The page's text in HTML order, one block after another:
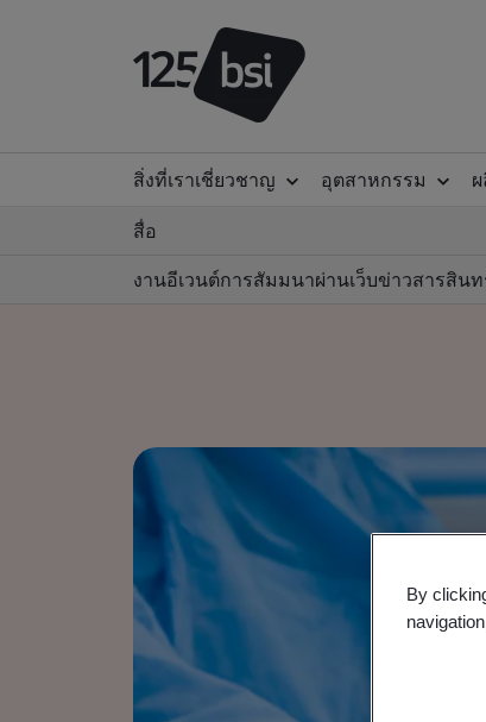
สิ่งที่เราเชี่ยวชาญ อุตสาหกรรม
สื่อ
งานอีเวนต์การสัมมนาผ่านเว็บข่าวสารสิน
By